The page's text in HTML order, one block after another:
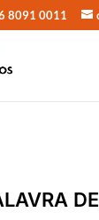
8091 0011